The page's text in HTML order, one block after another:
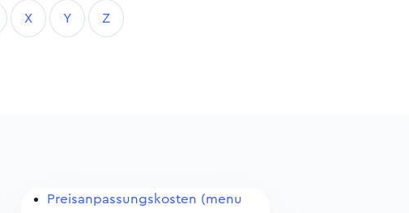
X Y Z
Preisanpassungskosten (menu